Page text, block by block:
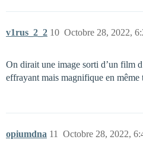
v1rus_2_2 Octobre 28, 2022,
10
On dirait une image sorti d’un film
effrayant mais magnifique en même
opiumdna Octobre 28, 2022,
11